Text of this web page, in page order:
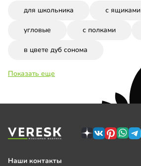
для школьника с ящиками
угловые с полками
в цвете дуб сонома
Показать еще
Наши контакты